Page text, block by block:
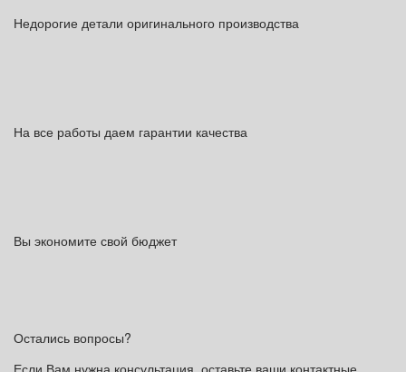
Недорогие детали оригинального производства
На все работы даем гарантии качества
Вы экономите свой бюджет
Остались вопросы?